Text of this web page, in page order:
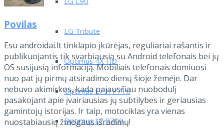
LG Tribute
Optimus 4X HD
Optimus L7 II P710
Optimus L7 P700
Povilas
Esu androidai.lt tinklapio įkūrėjas, reguliariai rašantis ir
publikuojantis tik svarbiausią su Android telefonais bei jų
OS susijusią informaciją. Mobiliais telefonais domiuosi
nuo pat jų pirmų atsiradimo dienų šioje žemėje. Dar
nebuvo akimirkos, kada pajausčiau nuobodulį
pasakojant apie įvairiausias jų subtilybes ir geriausias
gamintojų istorijas. Ir taip, motociklas yra vienas
nuostabiausių žmogaus išradimų!